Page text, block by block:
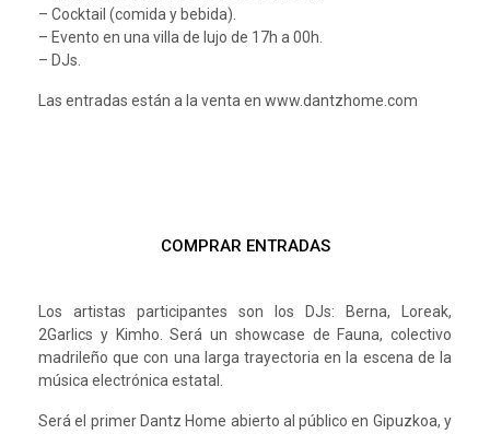
– Cocktail (comida y bebida).
– Evento en una villa de lujo de 17h a 00h.
– DJs.
Las entradas están a la venta en www.dantzhome.com
COMPRAR ENTRADAS
Los artistas participantes son los DJs: Berna, Loreak,
2Garlics y Kimho. Será un showcase de Fauna, colectivo
madrileño que con una larga trayectoria en la escena de la
música electrónica estatal.
Será el primer Dantz Home abierto al público en Gipuzkoa, y